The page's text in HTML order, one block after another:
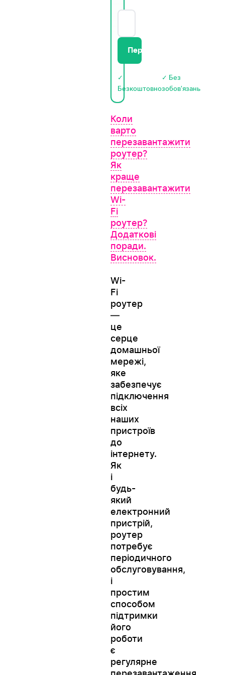
Передзвоніть мені
✓
Безкоштовно
✓ Без
зобов'язань
Коли
варто
перезавантажити
роутер?
Як
краще
перезавантажити
Wi-
Fi
роутер?
Додаткові
поради.
Висновок.
Wi-
Fi
роутер
—
це
серце
домашньої
мережі,
яке
забезпечує
підключення
всіх
наших
пристроїв
до
інтернету.
Як
і
будь-
який
електронний
пристрій,
роутер
потребує
періодичного
обслуговування,
і
простим
способом
підтримки
його
роботи
є
регулярне